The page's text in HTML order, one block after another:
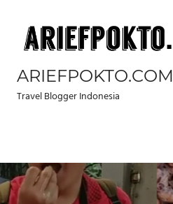
content
ARIEFPOKTO.COM
Travel Blogger Indonesia